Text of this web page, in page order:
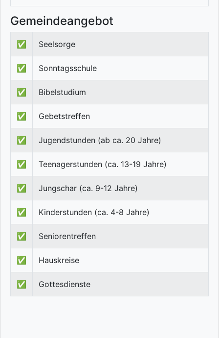
Gemeindeangebot
✅ Seelsorge
✅ Sonntagsschule
✅ Bibelstudium
✅ Gebetstreffen
✅ Jugendstunden (ab ca. 20 Jahre)
✅ Teenagerstunden (ca. 13-19 Jahre)
✅ Jungschar (ca. 9-12 Jahre)
✅ Kinderstunden (ca. 4-8 Jahre)
✅ Seniorentreffen
✅ Hauskreise
✅ Gottesdienste